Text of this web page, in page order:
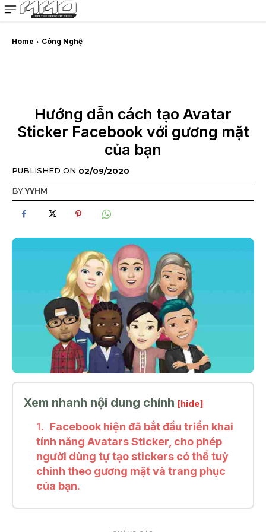
MMOSITE - Thông tin công nghệ
Bài viết nổi bật
Home Công Nghệ
Hướng dẫn cách tạo Avatar
Sticker Facebook với gương mặt
của bạn
PUBLISHED ON 02/09/2020
BYYYHM
Xem nhanh nội dung chính [hide]
Facebook hiện đã bắt đầu triển khai
tính năng Avatars Sticker, cho phép
người dùng tự tạo stickers có thể tuỳ
chỉnh theo gương mặt và trang phục
của bạn.